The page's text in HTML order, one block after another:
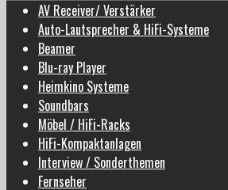
AV Receiver/ Verstärker
Auto-Lautsprecher & HiFi-Systeme
Beamer
Blu-ray Player
Heimkino Systeme
Soundbars
Möbel / HiFi-Racks
HiFi-Kompaktanlagen
Interview / Sonderthemen
Fernseher